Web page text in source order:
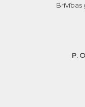
Brīvības
P.